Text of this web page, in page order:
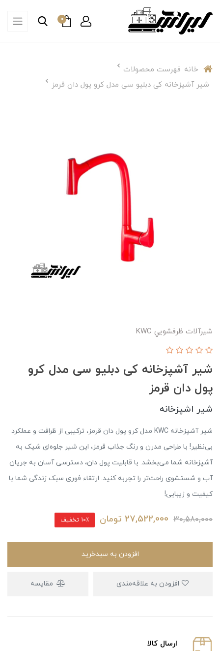
0
خانه فهرست محصولات
شیر آشپزخانه کی دبلیو سی مدل کرو پول دان قرمز
شيرآلات ظرفشويي KWC
شیر آشپزخانه کی دبلیو سی مدل کرو
پول دان قرمز
شیر اشپزخانه
شیر آشپزخانه KWC مدل کرو پول دان قرمز، ترکیبی از ظرافت و عملکرد
بی‌نظیر! با طراحی مدرن و رنگ جذاب قرمز، این شیر جلوه‌ای شیک به
آشپزخانه شما می‌بخشد. با قابلیت پول دان، دسترسی آسان به جریان
آب و شستشوی راحت‌تر را تجربه کنید. ارتقاء فوری سبک زندگی شما با
کیفیت و زیبایی!
30,580,000
27,522,000 تومان 10٪ تخفیف
افزودن به سبدخرید
مقایسه
ارسال كالا